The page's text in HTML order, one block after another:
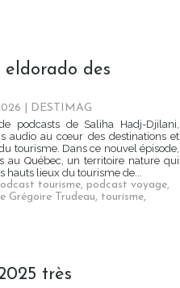
des
DESTIMAG
podcasts de Saliha Hadj-Djilani,
audio au cœur des destinations et
tourisme. Dans ce nouvel épisode,
au Québec, un territoire nature qui
hauts lieux du tourisme de...
tourisme, podcast voyage,
Grégoire Trudeau, tourisme,
très